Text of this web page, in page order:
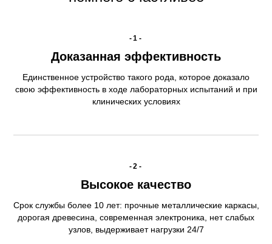
-1-
Доказанная эффективность
Единственное устройство такого рода, которое доказало
свою эффективность в ходе лабораторных испытаний и при
клинических условиях
-2-
Высокое качество
Срок службы более 10 лет: прочные металлические каркасы,
дорогая древесина, современная электроника, нет слабых
узлов, выдерживает нагрузки 24/7